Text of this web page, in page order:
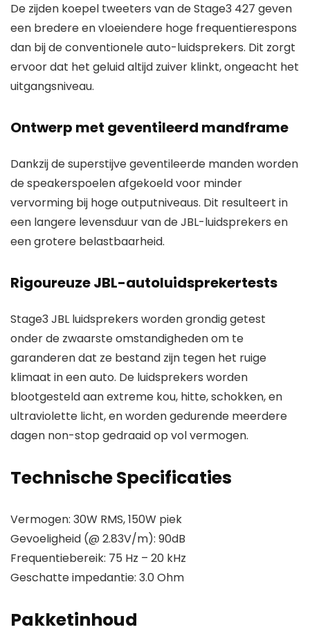
De zijden koepel tweeters van de Stage3 427 geven
een bredere en vloeiendere hoge frequentierespons
dan bij de conventionele auto-luidsprekers. Dit zorgt
ervoor dat het geluid altijd zuiver klinkt, ongeacht het
uitgangsniveau.
Ontwerp met geventileerd mandframe
Dankzij de superstijve geventileerde manden worden
de speakerspoelen afgekoeld voor minder
vervorming bij hoge outputniveaus. Dit resulteert in
een langere levensduur van de JBL-luidsprekers en
een grotere belastbaarheid.
Rigoureuze JBL-autoluidsprekertests
Stage3 JBL luidsprekers worden grondig getest
onder de zwaarste omstandigheden om te
garanderen dat ze bestand zijn tegen het ruige
klimaat in een auto. De luidsprekers worden
blootgesteld aan extreme kou, hitte, schokken, en
ultraviolette licht, en worden gedurende meerdere
dagen non-stop gedraaid op vol vermogen.
Technische Specificaties
Vermogen: 30W RMS, 150W piek
Gevoeligheid (@ 2.83V/m): 90dB
Frequentiebereik: 75 Hz – 20 kHz
Geschatte impedantie: 3.0 Ohm
Pakketinhoud